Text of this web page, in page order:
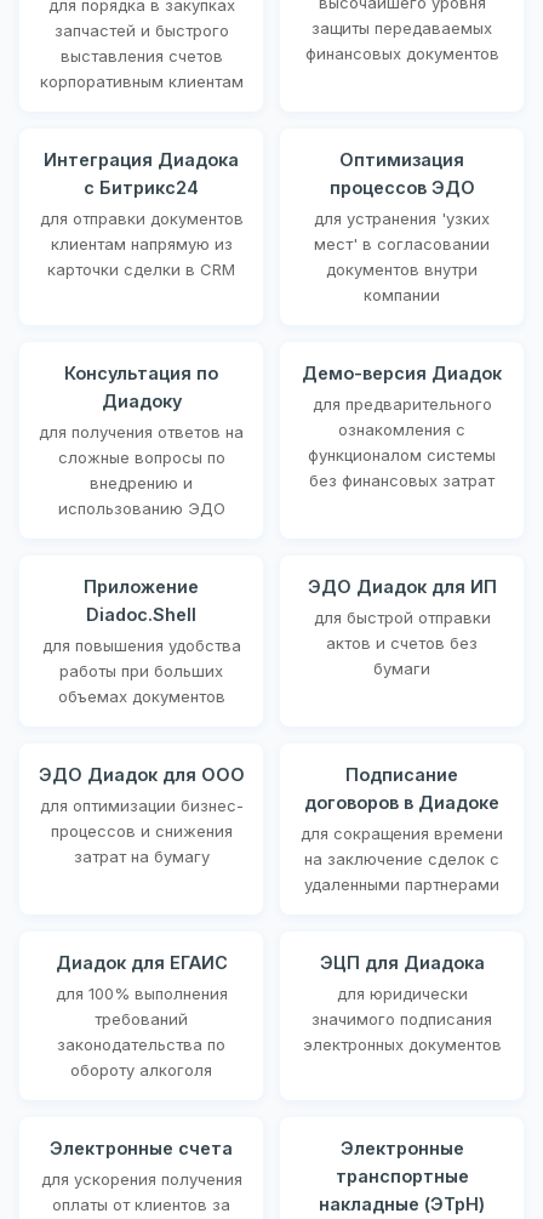
для порядка в закупках
запчастей и быстрого
выставления счетов
корпоративным клиентам
защиты передаваемых
финансовых документов
Интеграция Диадока
с Битрикс24
для отправки документов
клиентам напрямую из
карточки сделки в CRM
Оптимизация
процессов ЭДО
для устранения 'узких
мест' в согласовании
документов внутри
компании
Консультация по
Диадоку
для получения ответов на
сложные вопросы по
внедрению и
использованию ЭДО
Демо-версия Диадок
для предварительного
ознакомления с
функционалом системы
без финансовых затрат
Приложение
Diadoc.Shell
для повышения удобства
работы при больших
объемах документов
ЭДО Диадок для ИП
для быстрой отправки
актов и счетов без
бумаги
ЭДО Диадок для ООО
для оптимизации бизнес-
процессов и снижения
затрат на бумагу
Подписание
договоров в Диадоке
для сокращения времени
на заключение сделок с
удаленными партнерами
Диадок для ЕГАИС
для 100% выполнения
требований
законодательства по
обороту алкоголя
ЭЦП для Диадока
для юридически
значимого подписания
электронных документов
Электронные счета
для ускорения получения
оплаты от клиентов за
Электронные
транспортные
накладные (ЭТрН)